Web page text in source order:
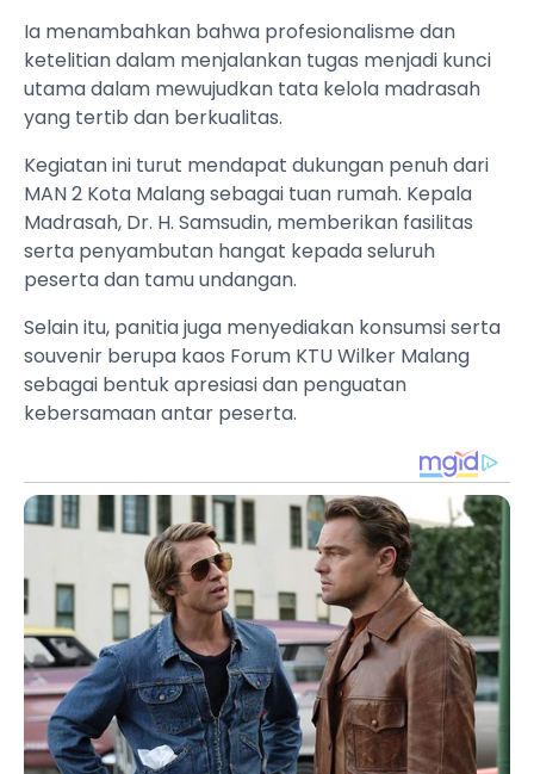
Ia menambahkan bahwa profesionalisme dan
ketelitian dalam menjalankan tugas menjadi kunci
utama dalam mewujudkan tata kelola madrasah
yang tertib dan berkualitas.
Kegiatan ini turut mendapat dukungan penuh dari
MAN 2 Kota Malang sebagai tuan rumah. Kepala
Madrasah, Dr. H. Samsudin, memberikan fasilitas
serta penyambutan hangat kepada seluruh
peserta dan tamu undangan.
Selain itu, panitia juga menyediakan konsumsi serta
souvenir berupa kaos Forum KTU Wilker Malang
sebagai bentuk apresiasi dan penguatan
kebersamaan antar peserta.